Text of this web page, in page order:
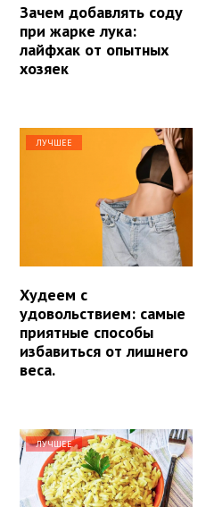
Зачем добавлять соду
при жарке лука:
лайфхак от опытных
хозяек
ЛУЧШЕЕ
Худеем с
удовольствием: самые
приятные способы
избавиться от лишнего
веса.
ЛУЧШЕЕ